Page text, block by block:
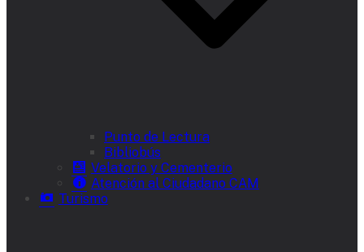
Punto de Lectura
Bibliobús
Velatorio y Cementerio
Atención al Ciudadano CAM
Turismo